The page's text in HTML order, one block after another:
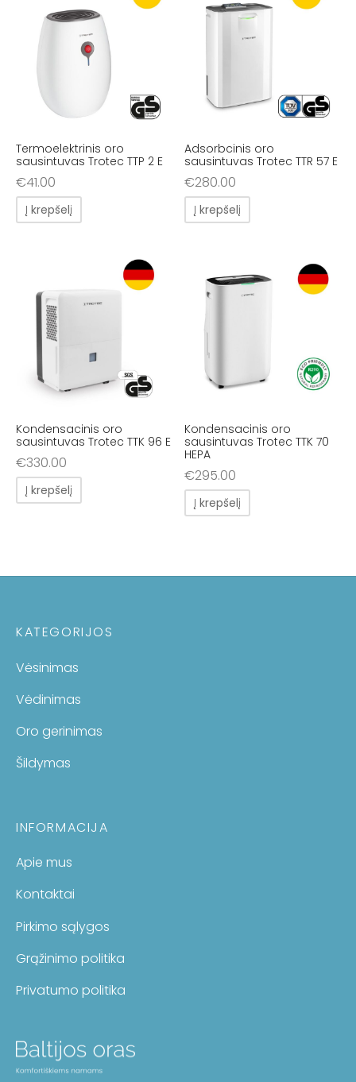
Termoelektrinis oro
sausintuvas Trotec TTP 2 E
€41.00
Į krepšelį
Adsorbcinis oro
sausintuvas Trotec TTR 57 E
€280.00
Į krepšelį
Kondensacinis oro
sausintuvas Trotec TTK 96 E
€330.00
Į krepšelį
Kondensacinis oro
sausintuvas Trotec TTK 70
HEPA
€295.00
Į krepšelį
KATEGORIJOS
Vėsinimas
Vėdinimas
Oro gerinimas
Šildymas
INFORMACIJA
Apie mus
Kontaktai
Pirkimo sąlygos
Grąžinimo politika
Privatumo politika